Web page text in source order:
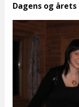
Dagens og